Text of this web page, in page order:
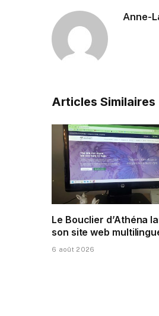
Anne-
Articles Similaires
Le Bouclier d’Athéna
son site web
6 août 2026